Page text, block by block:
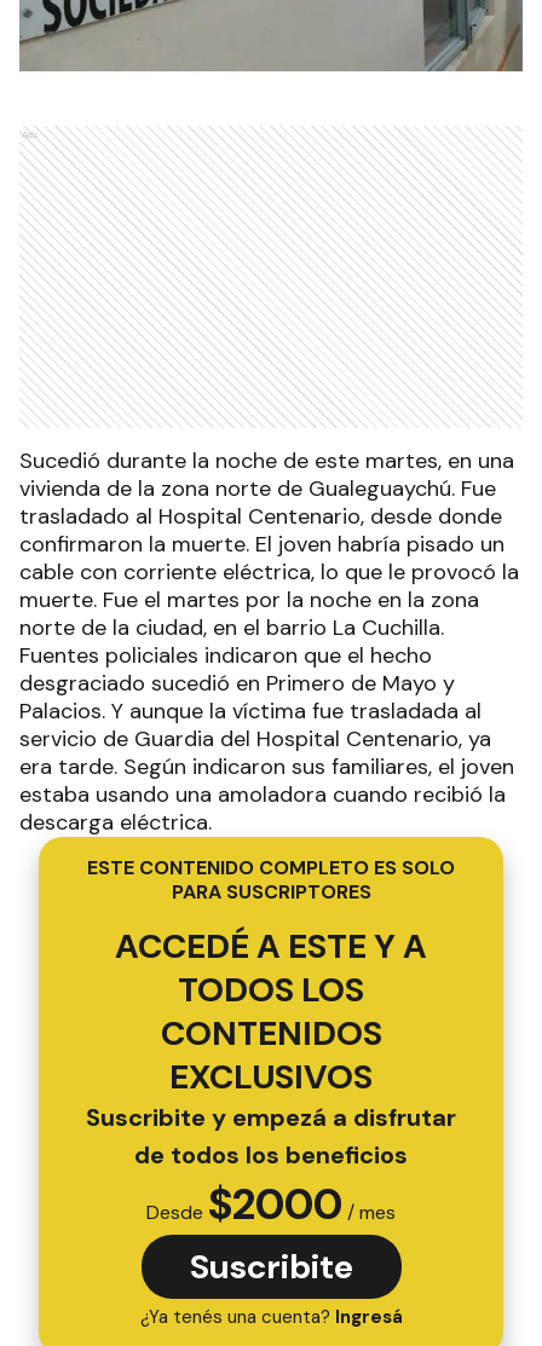
Ads
Sucedió durante la noche de este martes, en una
vivienda de la zona norte de Gualeguaychú. Fue
trasladado al Hospital Centenario, desde donde
confirmaron la muerte. El joven habría pisado un
cable con corriente eléctrica, lo que le provocó la
muerte. Fue el martes por la noche en la zona
norte de la ciudad, en el barrio La Cuchilla.
Fuentes policiales indicaron que el hecho
desgraciado sucedió en Primero de Mayo y
Palacios. Y aunque la víctima fue trasladada al
servicio de Guardia del Hospital Centenario, ya
era tarde. Según indicaron sus familiares, el joven
estaba usando una amoladora cuando recibió la
descarga eléctrica.
ESTE CONTENIDO COMPLETO ES SOLO
PARA SUSCRIPTORES
ACCEDÉ A ESTE Y A
TODOS LOS
CONTENIDOS
EXCLUSIVOS
Suscribite y empezá a disfrutar
de todos los beneficios
Desde $2000 / mes
Suscribite
¿Ya tenés una cuenta? Ingresá